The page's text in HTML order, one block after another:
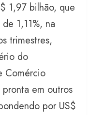
1,97 bilhão, que
1,11%, na
trimestres,
do
Comércio
em outros
por US$